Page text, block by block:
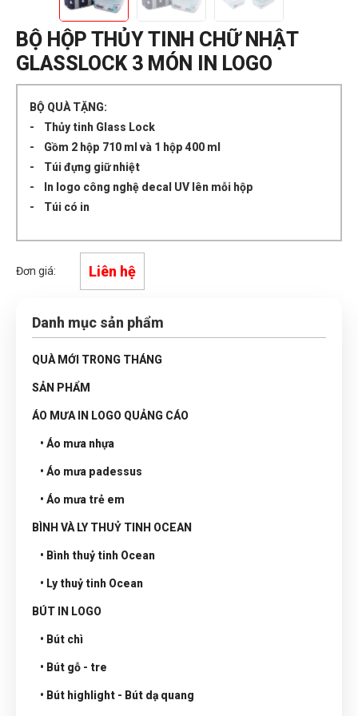
BỘ HỘP THỦY TINH CHỮ NHẬT
GLASSLOCK 3 MÓN IN LOGO
BỘ QUÀ TẶNG:
- Thủy tinh Glass Lock
- Gồm 2 hộp 710 ml và 1 hộp 400 ml
- Túi đựng giữ nhiệt
- In logo công nghệ decal UV lên mỗi hộp
- Túi có in
Đơn giá: Liên hệ
Danh mục sản phẩm
QUÀ MỚI TRONG THÁNG
SẢN PHẨM
ÁO MƯA IN LOGO QUẢNG CÁO
• Áo mưa nhựa
• Áo mưa padessus
• Áo mưa trẻ em
BÌNH VÀ LY THUỶ TINH OCEAN
• Bình thuỷ tinh Ocean
• Ly thuỷ tinh Ocean
BÚT IN LOGO
• Bút chì
• Bút gỗ - tre
• Bút highlight - Bút dạ quang